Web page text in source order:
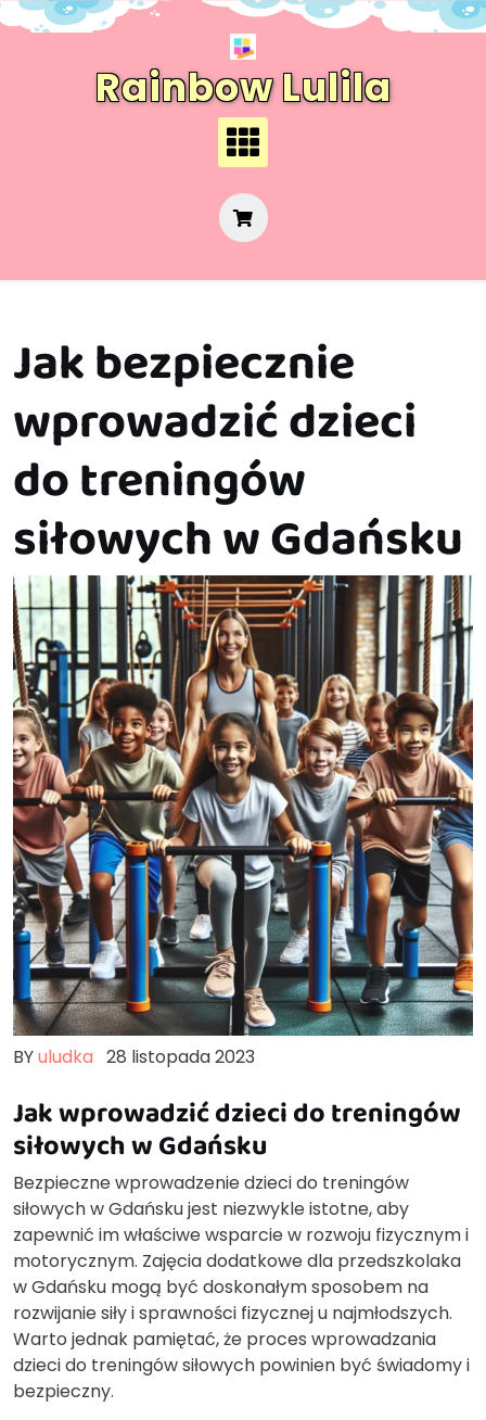
Skip
Rainbow Lulila
Jak bezpiecznie
wprowadzić dzieci
do treningów
siłowych w Gdańsku
BYuludka 28 listopada 2023
Jak wprowadzić dzieci do treningów
siłowych w Gdańsku
Bezpieczne wprowadzenie dzieci do treningów
siłowych w Gdańsku jest niezwykle istotne, aby
zapewnić im właściwe wsparcie w rozwoju fizycznym i
motorycznym. Zajęcia dodatkowe dla przedszkolaka
w Gdańsku mogą być doskonałym sposobem na
rozwijanie siły i sprawności fizycznej u najmłodszych.
Warto jednak pamiętać, że proces wprowadzania
dzieci do treningów siłowych powinien być świadomy i
bezpieczny.